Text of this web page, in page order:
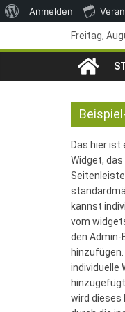
Über
Anmelden
Inhalt
Freitag,
e.V.
Das hier ist
Widget,
kannst
vom
den Admin-
hinzufügen.
individuelle
wird dieses